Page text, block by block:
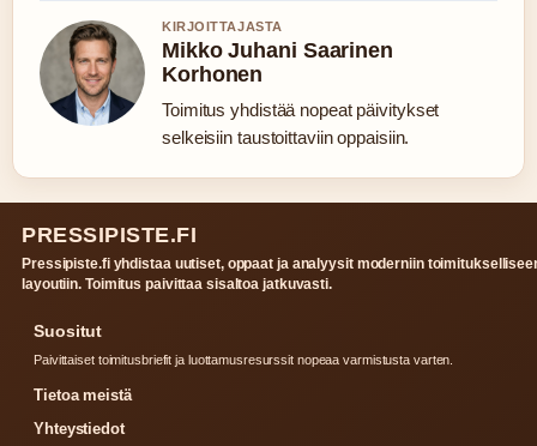
KIRJOITTAJASTA
Mikko Juhani Saarinen
Korhonen
Toimitus yhdistää nopeat päivitykset
selkeisiin taustoittaviin oppaisiin.
PRESSIPISTE.FI
Pressipiste.fi yhdistaa uutiset, oppaat ja analyysit moderniin
layoutiin. Toimitus paivittaa sisaltoa jatkuvasti.
Suositut
Paivittaiset toimitusbriefit ja luottamusresurssit nopeaa varmistusta varten.
Tietoa meistä
Yhteystiedot